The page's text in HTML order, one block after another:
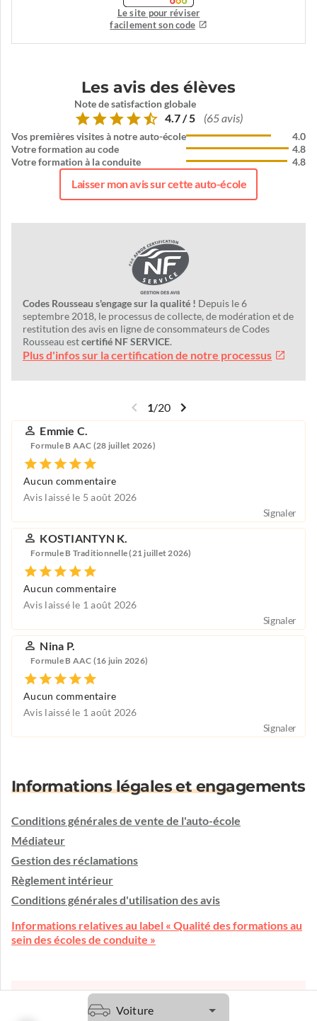
Le site pour réviser
facilement son code
Les avis des élèves
Note de satisfaction globale
4.7 / 5 (65 avis)
Vos premières visites à notre auto-école
Votre formation au code
Votre formation à la conduite
4.0
4.8
4.8
Laisser mon avis sur cette auto-école
Codes Rousseau s'engage sur la qualité ! Depuis le 6
septembre 2018, le processus de collecte, de modération et de
restitution des avis en ligne de consommateurs de Codes
Rousseau estcertifié NF SERVICE.
Plus d'infos sur la certification de notre processus
1/20
Emmie C.
Formule B AAC (28 juillet 2026)
Aucun commentaire
Avis laissé le 5 août 2026
Signaler
KOSTIANTYN K.
Formule B Traditionnelle (21 juillet 2026)
Aucun commentaire
Avis laissé le 1 août 2026
Signaler
Nina P.
Formule B AAC (16 juin 2026)
Aucun commentaire
Avis laissé le 1 août 2026
Signaler
Informations légales et engagements
Conditions générales de vente de l'auto-école
Médiateur
Gestion des réclamations
Règlement intérieur
Conditions générales d'utilisation des avis
Informations relatives au label « Qualité des formations au
sein des écoles de conduite »
L'auto-école vous écoute et vous conseille.
Voiture